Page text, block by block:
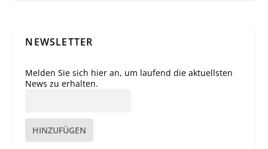
NEWSLETTER
Melden Sie sich hier an, um laufend die aktuellsten
News zu erhalten.
HINZUFÜGEN